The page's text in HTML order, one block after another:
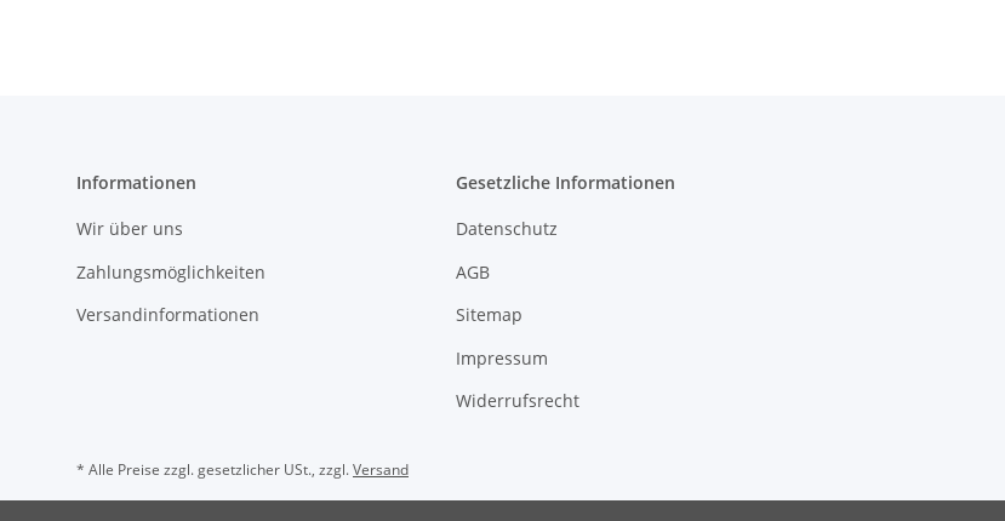
Informationen
Wir über uns
Zahlungsmöglichkeiten
Versandinformationen
Gesetzliche Informationen
Datenschutz
AGB
Sitemap
Impressum
Widerrufsrecht
* Alle Preise zzgl. gesetzlicher USt., zzgl.Versand